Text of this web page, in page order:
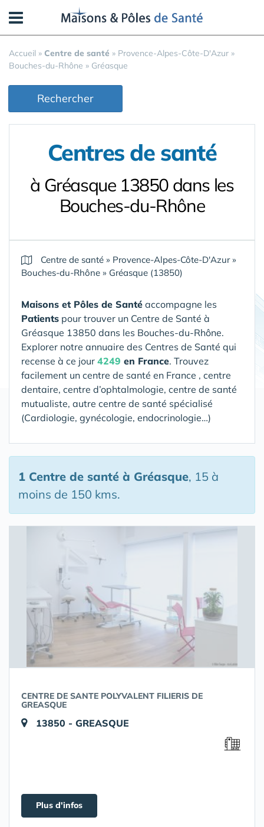
Accueil » Centre de santé » Provence-Alpes-Côte-D'Azur »
Bouches-du-Rhône » Gréasque
Rechercher
Centres de santé
à Gréasque 13850 dans les
Bouches-du-Rhône
Centre de santé » Provence-Alpes-Côte-D'Azur»
Bouches-du-Rhône » Gréasque (13850)
Maisons et Pôles de Santé accompagne les
Patients pour trouver un Centre de Santé à
Gréasque 13850 dans les Bouches-du-Rhône.
Explorer notre annuaire des Centres de Santé qui
recense à ce jour 4249 en France. Trouvez
facilement un centre de santé en France , centre
dentaire, centre d’ophtalmologie, centre de santé
mutualiste, autre centre de santé spécialisé
(Cardiologie, gynécologie, endocrinologie…)
1 Centre de santé à Gréasque, 15 à
moins de 150 kms.
CENTRE DE SANTE POLYVALENT FILIERIS DE
GREASQUE
13850 - GREASQUE
Plus d'infos
Panneau de gestion des cookies